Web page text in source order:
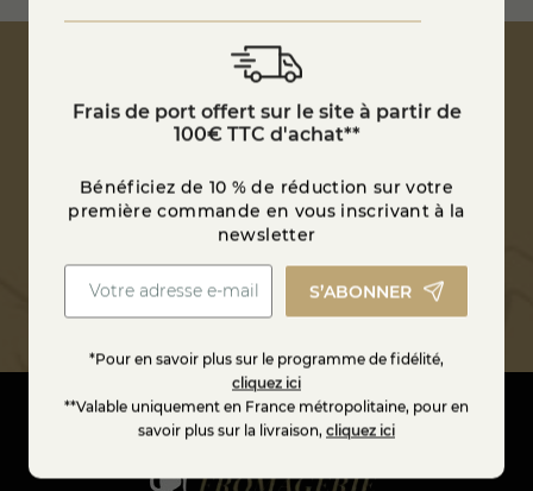
Bénéficiez de 10 % de réduction sur votre
newsletter
Frais de port offert sur le site à partir de
100€ TTC d'achat**
Bénéficiez de 10 % de réduction sur votre
première commande en vous inscrivant à la
newsletter
S’ABONNER
*Pour en savoir plus sur le programme de fidélité,
cliquez ici
**Valable uniquement en France métropolitaine, pour en
savoir plus sur la livraison, cliquez ici